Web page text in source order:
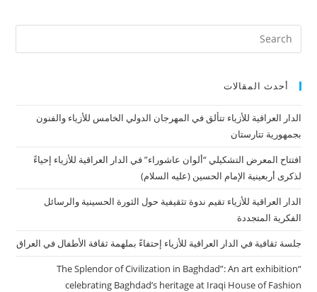
أحدث المقالات
الدار العراقية للأزياء تتألق في المهرجان الدولي الخامس للأزياء والفنون
بجمهورية تتارستان
افتتاح المعرض التشكيلي “ألوان عاشوراء” في الدار العراقية للأزياء إحياءً
لذكرى أربعينية الإمام الحسين (عليه السلام)
الدار العراقية للأزياء تقيم ندوة تثقيفية حول الثورة الحسينية والرسائل
الفكرية المتجددة
جلسة ثقافية في الدار العراقية للأزياء إحتفاءً بملهمة ثقافة الأطفال في العراق
“The Splendor of Civilization in Baghdad”: An art exhibition
celebrating Baghdad’s heritage at Iraqi House of Fashion